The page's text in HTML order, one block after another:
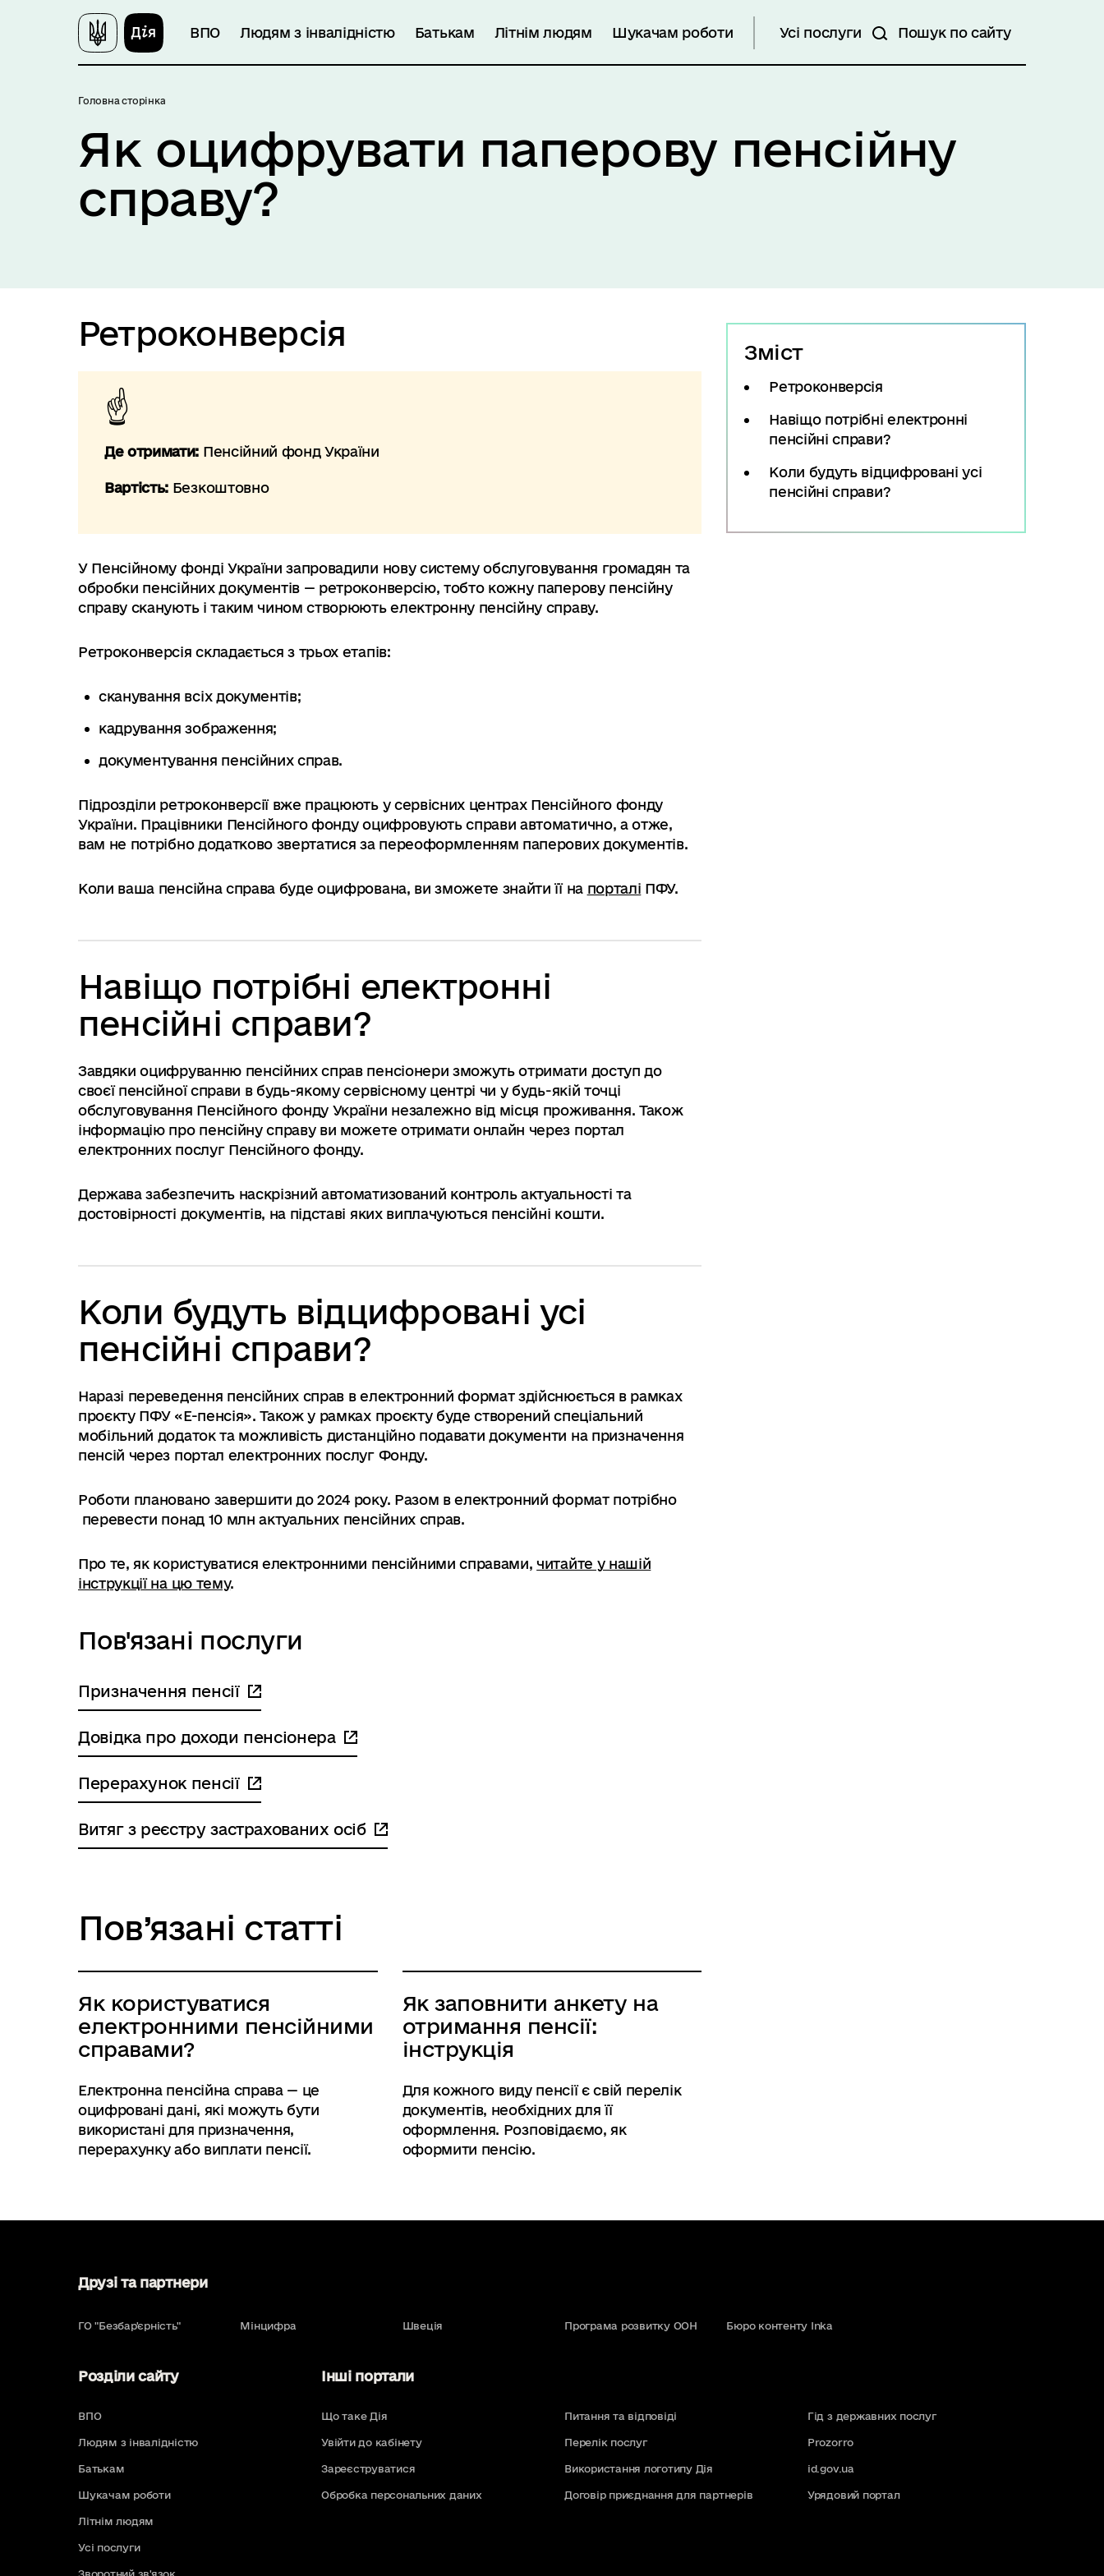
ВПО Людям з інвалідністю Батькам Літнім людям Шукачам роботи Усі послуги Пошук по сайту
Головна сторінка
Як оцифрувати паперову пенсійну
справу?
Зміст
Ретроконверсія
Навіщо потрібні електронні
пенсійні справи?
Коли будуть відцифровані усі
пенсійні справи?
Ретроконверсія
Де отримати: Пенсійний фонд України
Вартість: Безкоштовно
У Пенсійному фонді України запровадили нову систему обслуговування громадян та
обробки пенсійних документів — ретроконверсію, тобто кожну паперову пенсійну
справу сканують і таким чином створюють електронну пенсійну справу.
Ретроконверсія складається з трьох етапів:
сканування всіх документів;
кадрування зображення;
документування пенсійних справ.
Підрозділи ретроконверсії вже працюють у сервісних центрах Пенсійного фонду
України. Працівники Пенсійного фонду оцифровують справи автоматично, а отже,
вам не потрібно додатково звертатися за переоформленням паперових документів.
Коли ваша пенсійна справа буде оцифрована, ви зможете знайти її на порталі ПФУ.
Навіщо потрібні електронні
пенсійні справи?
Завдяки оцифруванню пенсійних справ пенсіонери зможуть отримати доступ до
своєї пенсійної справи в будь-якому сервісному центрі чи у будь-якій точці
обслуговування Пенсійного фонду України незалежно від місця проживання. Також
інформацію про пенсійну справу ви можете отримати онлайн через портал
електронних послуг Пенсійного фонду.
Держава забезпечить наскрізний автоматизований контроль актуальності та
достовірності документів, на підставі яких виплачуються пенсійні кошти.
Коли будуть відцифровані усі
пенсійні справи?
Наразі переведення пенсійних справ в електронний формат здійснюється в рамках
проєкту ПФУ «Е-пенсія». Також у рамках проєкту буде створений спеціальний
мобільний додаток та можливість дистанційно подавати документи на призначення
пенсій через портал електронних послуг Фонду.
Роботи плановано завершити до 2024 року. Разом в електронний формат потрібно
перевести понад 10 млн актуальних пенсійних справ.
Про те, як користуватися електронними пенсійними справами,читайте у нашій
інструкції на цю тему.
Пов'язані послуги
Призначення пенсії
Довідка про доходи пенсіонера
Перерахунок пенсії
Витяг з реєстру застрахованих осіб
Пов’язані статті
Як користуватися
електронними пенсійними
справами?
Електронна пенсійна справа — це
оцифровані дані, які можуть бути
використані для призначення,
перерахунку або виплати пенсії.
Як заповнити анкету на
отримання пенсії:
інструкція
Для кожного виду пенсії є свій перелік
документів, необхідних для її
оформлення. Розповідаємо, як
оформити пенсію.
Друзі та партнери
ГО "Безбар'єрність" Мінцифра Швеція Програма розвитку ООН Бюро контенту Inka
Розділи сайту
ВПО
Людям з інвалідністю
Батькам
Шукачам роботи
Літнім людям
Усі послуги
Зворотний зв'язок
Інші портали
Що таке Дія
Увійти до кабінету
Зареєструватися
Обробка персональних даних
Питання та відповіді
Перелік послуг
Використання логотипу Дія
Договір приєднання для партнерів
Гід з державних послуг
Prozorro
id.gov.ua
Урядовий портал